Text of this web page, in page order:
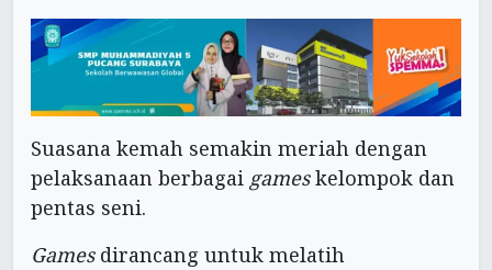
Suasana kemah semakin meriah dengan
pelaksanaan berbagai gameskelompok dan
pentas seni.
Gamesdirancang untuk melatih